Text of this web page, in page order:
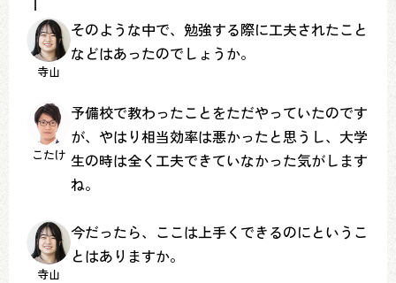
寺山
そのような中で、勉強する際に工夫されたこと
などはあったのでしょうか。
こたけ
予備校で教わったことをただやっていたのです
が、やはり相当効率は悪かったと思うし、大学
生の時は全く工夫できていなかった気がします
ね。
寺山
今だったら、ここは上手くできるのにというこ
とはありますか。